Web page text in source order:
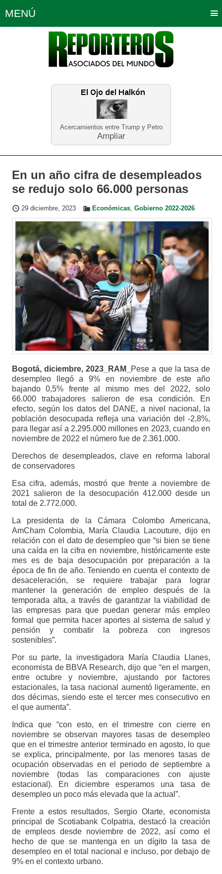
Acercamientos entre Trump y Petro
Ampliar
MENÚ
Política Opinión Bogotá
Planeta Tierra Deportes
Educación Neira
En un año cifra de desempleados
se redujo solo 66.000 personas
29 diciembre, 2023 Económicas, Gobierno 2022-2026
Bogotá, diciembre, 2023_RAM_
Pese a que la tasa de
desempleo llegó a 9% en noviembre de este año
bajando 0,5% frente al mismo mes del 2022, solo
66.000 trabajadores salieron de esa condición. En
efecto, según los datos del DANE, a nivel nacional, la
población desocupada refleja una variación del -2,8%,
para llegar así a 2.295.000 millones en 2023, cuando en
noviembre de 2022 el número fue de 2.361.000.
Derechos de desempleados, clave en reforma laboral
de conservadores
Esa cifra, además, mostró que frente a noviembre de
2021 salieron de la desocupación 412.000 desde un
total de 2.772.000.
La presidenta de la Cámara Colombo Americana,
AmCham Colombia, María Claudia Lacouture, dijo en
relación con el dato de desempleo que “si bien se tiene
una caída en la cifra en noviembre, históricamente este
mes es de baja desocupación por preparación a la
época de fin de año. Teniendo en cuenta el contexto de
desaceleración, se requiere trabajar para lograr
mantener la generación de empleo después de la
temporada alta, a través de garantizar la viabilidad de
las empresas para que puedan generar más empleo
formal que permita hacer aportes al sistema de salud y
pensión y combatir la pobreza con ingresos
sostenibles”.
Por su parte, la investigadora María Claudia Llanes,
economista de BBVA Research, dijo que “en el margen,
entre octubre y noviembre, ajustando por factores
estacionales, la tasa nacional aumentó ligeramente, en
dos décimas, siendo este el tercer mes consecutivo en
el que aumenta”.
Indica que “con esto, en el trimestre con cierre en
noviembre se observan mayores tasas de desempleo
que en el trimestre anterior terminado en agosto, lo que
se explica, principalmente, por las menores tasas de
ocupación observadas en el periodo de septiembre a
noviembre (todas las comparaciones con ajuste
estacional). En diciembre esperamos una tasa de
desempleo un poco más elevada que la actual”.
Frente a estos resultados, Sergio Olarte, economista
principal de Scotiabank Colpatria, destacó la creación
de empleos desde noviembre de 2022, así como el
hecho de que se mantenga en un dígito la tasa de
desempleo en el total nacional e incluso, por debajo de
9% en el contexto urbano.